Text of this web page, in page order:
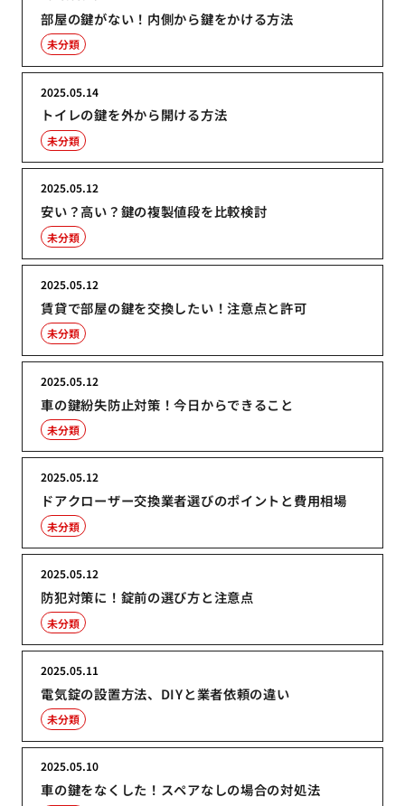
部屋の鍵がない！内側から鍵をかける方法
未分類
トイレの鍵を外から開ける方法
2025.05.14
未分類
安い？高い？鍵の複製値段を比較検討
2025.05.12
未分類
賃貸で部屋の鍵を交換したい！注意点と許可
2025.05.12
未分類
車の鍵紛失防止対策！今日からできること
2025.05.12
未分類
ドアクローザー交換業者選びのポイントと費用相場
2025.05.12
未分類
防犯対策に！錠前の選び方と注意点
2025.05.12
未分類
電気錠の設置方法、DIYと業者依頼の違い
2025.05.11
未分類
車の鍵をなくした！スペアなしの場合の対処法
2025.05.10